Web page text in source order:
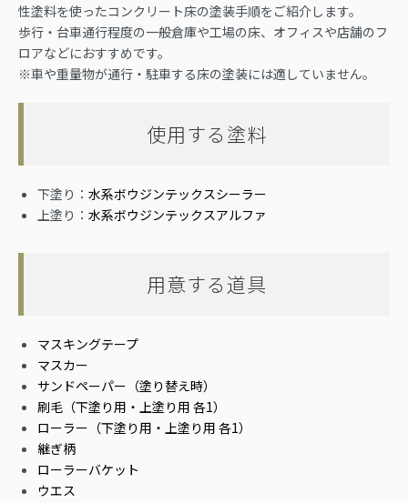
性塗料を使ったコンクリート床の塗装手順をご紹介します。
歩行・台車通行程度の一般倉庫や工場の床、オフィスや店舗のフ
ロアなどにおすすめです。
※車や重量物が通行・駐車する床の塗装には適していません。
使用する塗料
下塗り： 水系ボウジンテックスシーラー
上塗り： 水系ボウジンテックスアルファ
用意する道具
マスキングテープ
マスカー
サンドペーパー（塗り替え時）
刷毛（下塗り用・上塗り用 各1）
ローラー（下塗り用・上塗り用 各1）
継ぎ柄
ローラーバケット
ウエス